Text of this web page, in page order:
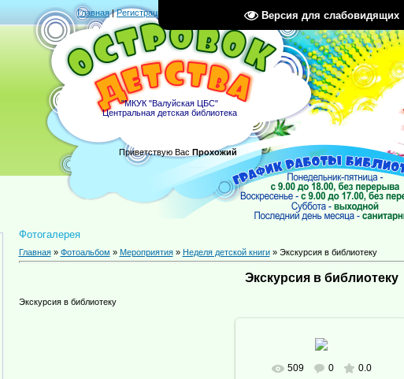
Версия для слабовидящих
Главная|Регистрация
"МКУК "Валуйская ЦБС"
Центральная детская библиотека
Приветствую Вас Прохожий
Фотогалерея
Главная» Фотоальбом » Мероприятия» Неделя детской книги» Экскурсия в библиотеку
Экскурсия в библиотеку
Экскурсия в библиотеку
В реальном размере
509 0 0.0